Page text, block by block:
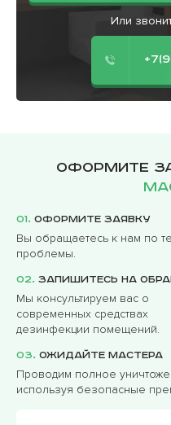
Или
Оформите
01. Оформите заявку
Вы обращаетесь к нам по
проблемы.
02. Запишитесь на
Мы консультируем вас о
современных средствах
дезинфекции помещений.
03. Ожидайте мастера
Проводим полное
используя безопасные